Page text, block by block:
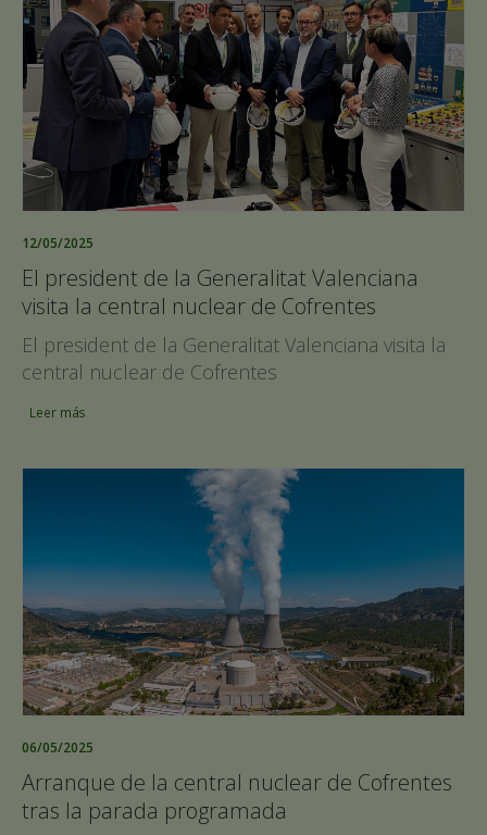
12/05/2025
El president de la Generalitat Valenciana
visita la central nuclear de Cofrentes
El president de la Generalitat Valenciana visita la
central nuclear de Cofrentes
Leer más
06/05/2025
Arranque de la central nuclear de Cofrentes
tras la parada programada